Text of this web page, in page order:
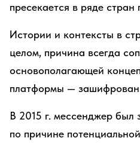
пресекается в ряде
Истории и контексты в
целом, причина всегда
основополагающей
платформы —
В 2015 г. мессенджер был
по причине